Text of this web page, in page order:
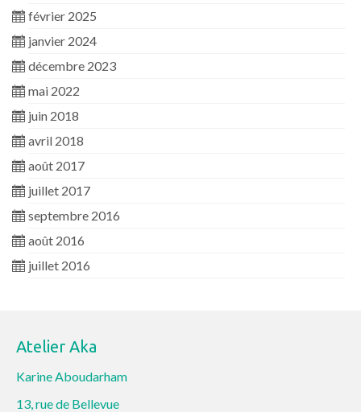
février 2025
janvier 2024
décembre 2023
mai 2022
juin 2018
avril 2018
août 2017
juillet 2017
septembre 2016
août 2016
juillet 2016
Atelier Aka
Karine Aboudarham
13, rue de Bellevue